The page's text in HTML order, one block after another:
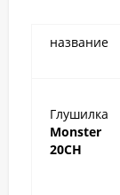
название
Глушилка
Monster
20CH